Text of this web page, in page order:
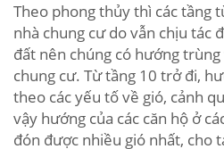
Theo phong thủy thì các tầng
nhà chung cư do vẫn chịu tác
đất nên chúng có hướng
chung cư. Từ tầng 10 trở đi,
theo các yếu tố về gió, cảnh
vậy hướng của các căn hộ ở
đón được nhiều gió nhất, cho